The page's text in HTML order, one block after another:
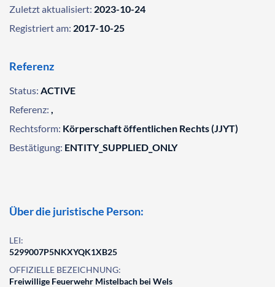
Zuletzt aktualisiert: 2023-10-24
Registriert am: 2017-10-25
Referenz
Status: ACTIVE
Referenz: ,
Rechtsform: Körperschaft öffentlichen Rechts (JJYT)
Bestätigung: ENTITY_SUPPLIED_ONLY
Über die juristische Person:
LEI:
5299007P5NKXYQK1XB25
OFFIZIELLE BEZEICHNUNG:
Freiwillige Feuerwehr Mistelbach bei Wels